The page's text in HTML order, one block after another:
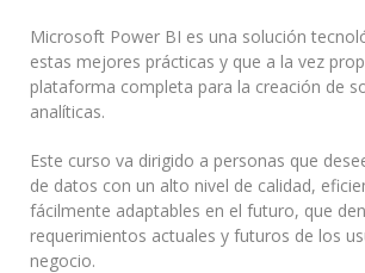
Microsoft Power BI es una solución
estas mejores prácticas y que a la vez
plataforma completa para la creación de
analíticas.
Este curso va dirigido a personas que
de datos con un alto nivel de calidad,
fácilmente adaptables en el futuro, que
requerimientos actuales y futuros de los
negocio.